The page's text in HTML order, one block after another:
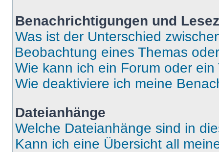
Benachrichtigungen und
Was ist der Unterschied
Beobachtung eines Themas
Wie kann ich ein Forum oder
Wie deaktiviere ich meine
Dateianhänge
Welche Dateianhänge sind in
Kann ich eine Übersicht all